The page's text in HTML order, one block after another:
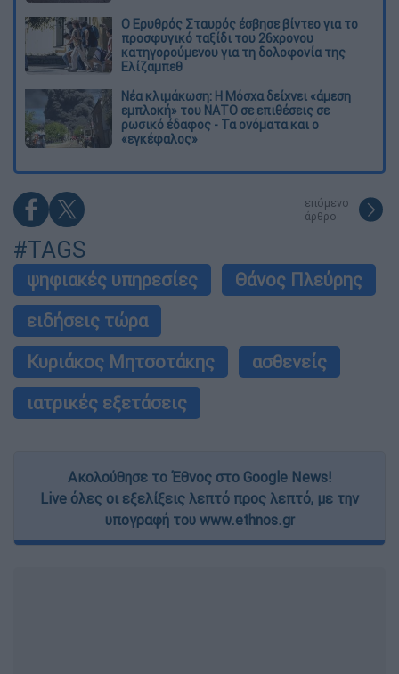
Ο Ερυθρός Σταυρός έσβησε βίντεο για το
προσφυγικό ταξίδι του 26χρονου
κατηγορούμενου για τη δολοφονία της
Ελίζαμπεθ
Νέα κλιμάκωση: Η Μόσχα δείχνει «άμεση
εμπλοκή» του ΝΑΤΟ σε επιθέσεις σε
ρωσικό έδαφος - Τα ονόματα και ο
«εγκέφαλος»
επόμενο
άρθρο
#TAGS
ψηφιακές υπηρεσίες
Θάνος Πλεύρης
ειδήσεις τώρα
Κυριάκος Μητσοτάκης
ασθενείς
ιατρικές εξετάσεις
Ακολούθησε το Έθνος στο Google News!
Live όλες οι εξελίξεις λεπτό προς λεπτό, με την
υπογραφή του www.ethnos.gr